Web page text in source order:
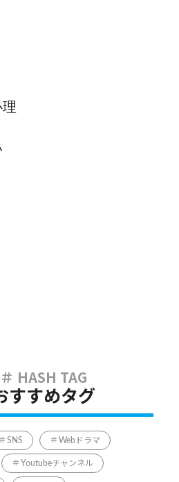
すすめタグ
SNS Webドラマ
Youtubeチャンネル